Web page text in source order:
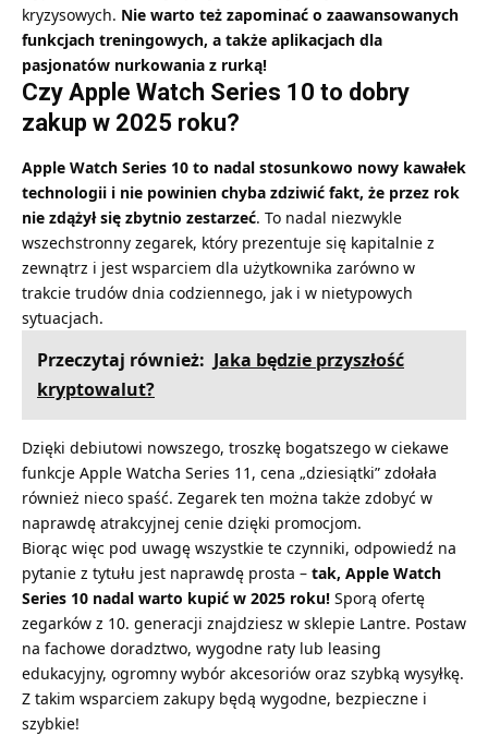
kryzysowych. Nie warto też zapominać o zaawansowanych
funkcjach treningowych, a także aplikacjach dla
pasjonatów nurkowania z rurką!
Czy Apple Watch Series 10 to dobry
zakup w 2025 roku?
Apple Watch Series 10 to nadal stosunkowo nowy kawałek
technologii i nie powinien chyba zdziwić fakt, że przez rok
nie zdążył się zbytnio zestarzeć. To nadal niezwykle
wszechstronny zegarek, który prezentuje się kapitalnie z
zewnątrz i jest wsparciem dla użytkownika zarówno w
trakcie trudów dnia codziennego, jak i w nietypowych
sytuacjach.
Przeczytaj również: Jaka będzie przyszłość
kryptowalut?
Dzięki debiutowi nowszego, troszkę bogatszego w ciekawe
funkcje Apple Watcha Series 11, cena „dziesiątki” zdołała
również nieco spaść. Zegarek ten można także zdobyć w
naprawdę atrakcyjnej cenie dzięki promocjom.
Biorąc więc pod uwagę wszystkie te czynniki, odpowiedź na
pytanie z tytułu jest naprawdę prosta – tak, Apple Watch
Series 10 nadal warto kupić w 2025 roku! Sporą ofertę
zegarków z 10. generacji znajdziesz w sklepie Lantre. Postaw
na fachowe doradztwo, wygodne raty lub leasing
edukacyjny, ogromny wybór akcesoriów oraz szybką wysyłkę.
Z takim wsparciem zakupy będą wygodne, bezpieczne i
szybkie!